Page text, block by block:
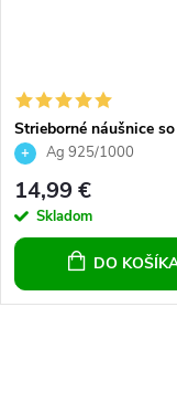
Strieborné náušnice so
srdiečkom Crystal číre
Ag 925/1000
14,99 €
Skladom
DO